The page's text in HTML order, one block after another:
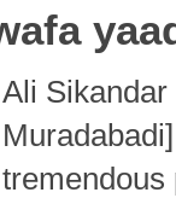
Ali
tremendous